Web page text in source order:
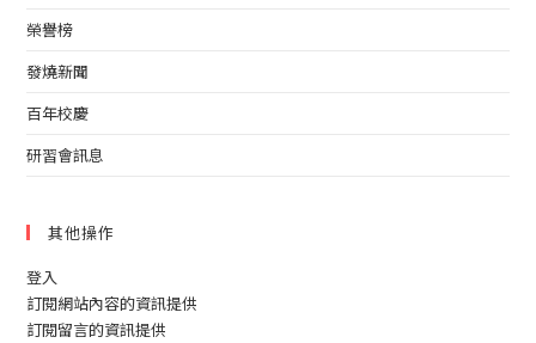
榮譽榜
發燒新聞
百年校慶
研習會訊息
其他操作
登入
訂閱網站內容的資訊提供
訂閱留言的資訊提供